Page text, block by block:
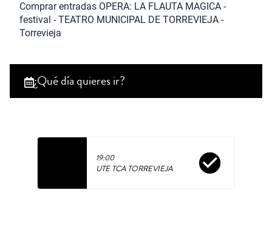
Comprar entradas OPERA: LA FLAUTA MAGICA -
festival - TEATRO MUNICIPAL DE TORREVIEJA -
Torrevieja
¿Qué día quieres ir?
19:00
UTE TCA TORREVIEJA
check_circle